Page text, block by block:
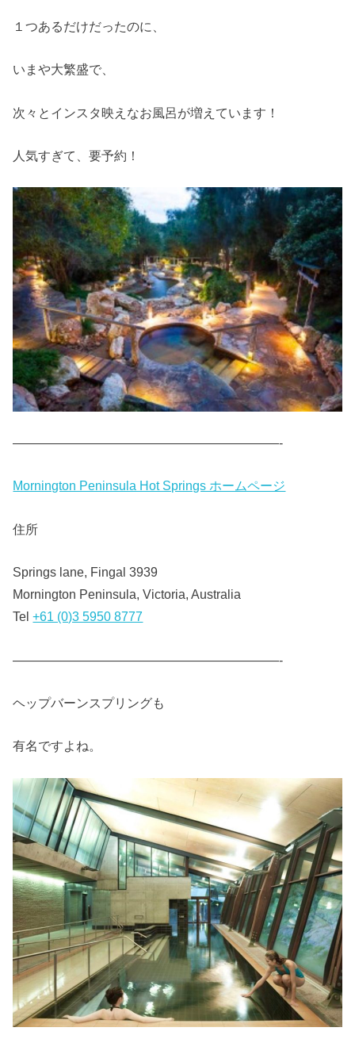
１つあるだけだったのに、
いまや大繁盛で、
次々とインスタ映えなお風呂が増えています！
人気すぎて、要予約！
—————————————————————-
Mornington Peninsula Hot Springs ホームページ
住所
Springs lane, Fingal 3939
Mornington Peninsula, Victoria, Australia
Tel+61 (0)3 5950 8777
—————————————————————-
ヘップバーンスプリングも
有名ですよね。